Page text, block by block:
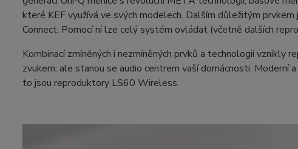
které KEF využívá ve svých modelech. Dalším důležitým
Connect. Pomocí ní lze celý systém ovládat (včetně dalších
Kombinací zmíněných i nezmíněných prvků a technologií vznikly
zvukem, ale stanou se audio centrem vaší domácnosti. Moderní
to jsou reproduktory LS60 Wireless.